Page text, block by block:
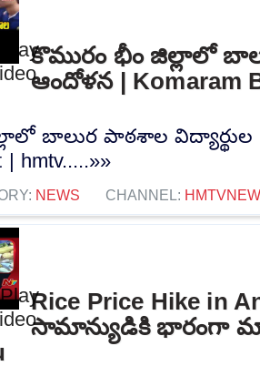
కొమురం భీం జిల్లాలో
ఆందోళన | Komaram
బాలుర పాఠశాల విద్యార్థుల
| hmtv.....»»
NEWS CHANNEL:
Rice Price Hike in
సామాన్యుడికి భారంగా